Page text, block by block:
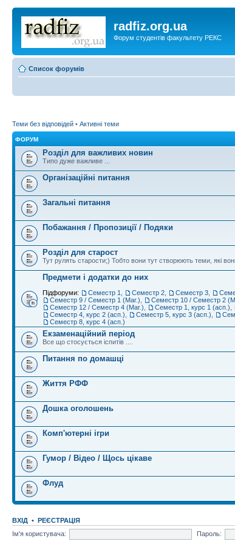
radfiz.org.ua
Форум студентів факультету РЕКС
Список форумів
Теми без відповідей • Активні теми
ФОРУМ
Розділ для важливих новин
Типо дуже важливе ...
Організаційні питання
Загальні питання
Побажання / Пропозиції / Подяки
Розділ для старост
Тут рулять старости;) Тобто вони тут створюють теми, які
Предмети і додатки до них
Підфоруми: Семестр 1 Семестр 2 Семестр 3
Семестр 9 / Семестр 1 (Маг.)
Семестр 10 / Семестр 2
Семестр 12 / Семестр 4 (Маг.)
Семестр 1, курс 1 (асп.)
Семестр 4, курс 2 (асп.)
Семестр 5, курс 3 (асп.)
Семестр 8, курс 4 (асп.)
Екзаменаційний період
Все що стосується іспитів ....
Питання по домашці
Життя РФФ
Дошка оголошень
Комп'ютерні ігри
Гумор / Відео / Щось цікаве
Флуд
ВХІД • РЕЄСТРАЦІЯ
Ім'я користувача:
Пароль: